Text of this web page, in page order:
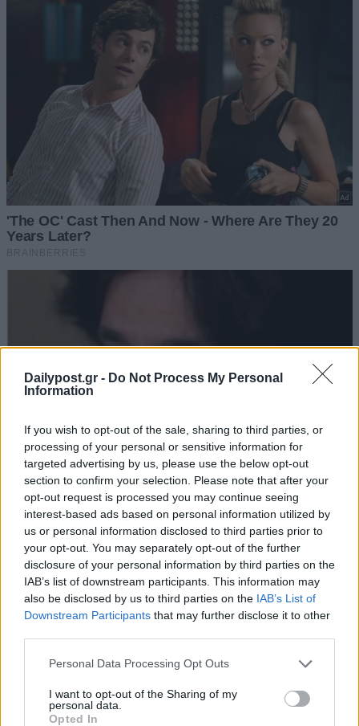
Dailypost.gr - Do Not Process My Personal
Information
If you wish to opt-out of the sale, sharing to third parties, or
processing of your personal or sensitive information for
targeted advertising by us, please use the below opt-out
section to confirm your selection. Please note that after your
opt-out request is processed you may continue seeing
interest-based ads based on personal information utilized by
us or personal information disclosed to third parties prior to
your opt-out. You may separately opt-out of the further
disclosure of your personal information by third parties on the
IAB’s list of downstream participants. This information may
also be disclosed by us to third parties on the IAB’s List of
Downstream Participants that may further disclose it to other
Personal Data Processing Opt Outs
I want to opt-out of the Sharing of my
personal data.
Opted In